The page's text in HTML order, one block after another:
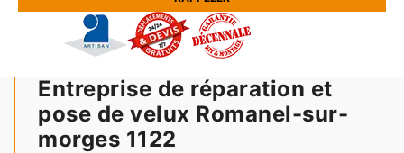
Entreprise de réparation et
pose de velux Romanel-sur-
morges 1122